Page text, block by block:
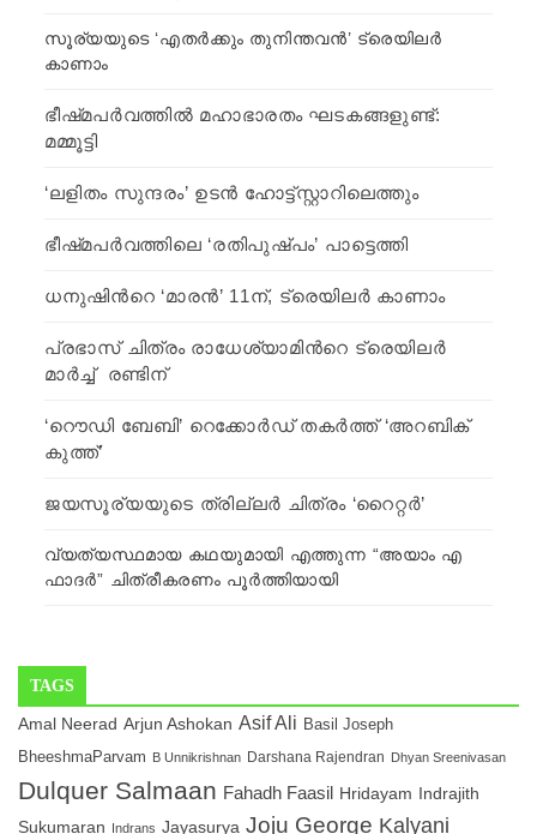
സൂര്യയുടെ ‘എതര്‍ക്കും തുനിന്തവന്‍’ ട്രെയിലര്‍
കാണാം
ഭീഷ്‍മപര്‍വത്തില്‍ മഹാഭാരതം ഘടകങ്ങളുണ്ട്:
മമ്മൂട്ടി
‘ലളിതം സുന്ദരം’ ഉടന്‍ ഹോട്ട്സ്റ്റാറിലെത്തും
ഭീഷ്‍മപര്‍വത്തിലെ ‘രതിപുഷ്‍പം’ പാട്ടെത്തി
ധനുഷിന്‍റെ ‘മാരന്‍’ 11ന്, ട്രെയിലര്‍ കാണാം
പ്രഭാസ് ചിത്രം രാധേശ്യാമിന്‍റെ ട്രെയിലര്‍
മാര്‍ച്ച് രണ്ടിന്
‘റൌഡി ബേബി’ റെക്കോര്‍ഡ് തകര്‍ത്ത് ‘അറബിക്
കുത്ത്’
ജയസൂര്യയുടെ ത്രില്ലര്‍ ചിത്രം ‘റൈറ്റര്‍’
വ്യത്യസ്ഥമായ കഥയുമായി എത്തുന്ന “അയാം എ
ഫാദർ” ചിത്രീകരണം പൂർത്തിയായി
TAGS
Amal Neerad Arjun Ashokan Asif Ali Basil Joseph
BheeshmaParvam B Unnikrishnan Darshana Rajendran Dhyan Sreenivasan
Dulquer Salmaan Fahadh Faasil Hridayam Indrajith
Sukumaran Indrans Jayasurya Joju George Kalyani